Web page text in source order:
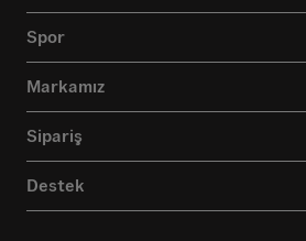
Spor
Markamız
Sipariş
Destek